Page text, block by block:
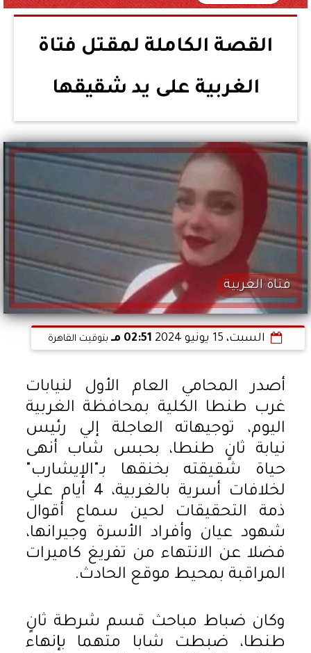
القصة الكاملة لمقـتل فتاة
الغربية على يد شقيقها
فتاة الغربية
السبت، 15 يونيو 2024 02:51 مـ بتوقيت القاهرة
أصدر المحامي العام الأول لنيابات
غرب طنطا الكلية بمحافظة الغربية
اليوم، توجيهاته العاجلة إلي رئيس
نيابة ثانٍ طنطا، بحبس شاب أنهى
حياة شقيقته بخنقها بـ"الإيشارب"
لخلافات أسرية بالغربية، 4 أيام علي
ذمة التحقيقات لحين سماع أقوال
شهود عيان وأفراد الأسرة وجيرانها،
فضلا عن الانتهاء من تفريغ كاميرات
المراقبة بمحيط موقع الحادث.
وكان ضباط مباحث قسم شرطة ثانٍ
طنطا، ضبطت شابا متهما بإنهاء